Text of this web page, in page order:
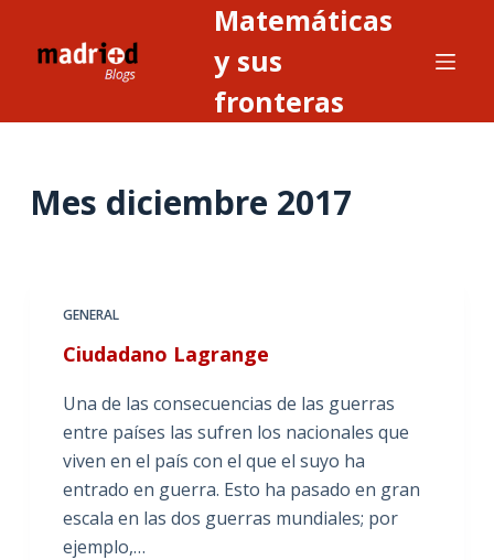
Matemáticas
y sus
fronteras
Mes diciembre 2017
GENERAL
Ciudadano Lagrange
Una de las consecuencias de las guerras
entre países las sufren los nacionales que
viven en el país con el que el suyo ha
entrado en guerra. Esto ha pasado en gran
escala en las dos guerras mundiales; por
ejemplo,…